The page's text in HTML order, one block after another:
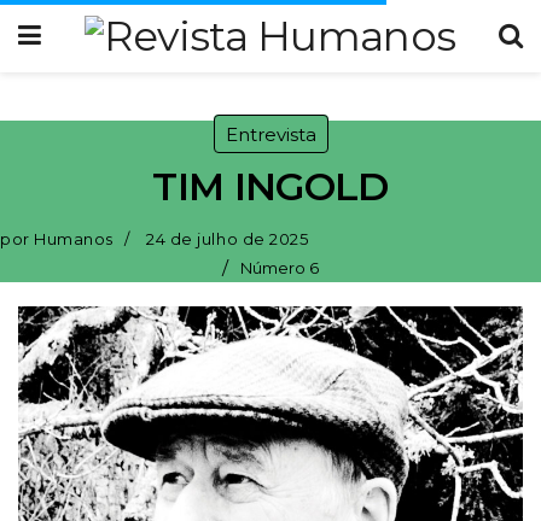
Entrevista
TIM INGOLD
por Humanos 24 de julho de 2025
/ Número 6